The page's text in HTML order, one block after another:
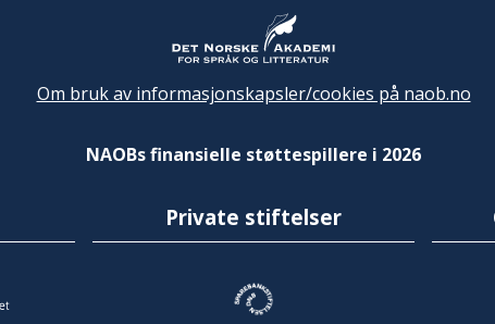
Om bruk av informasjonskapsler/cookies på naob.no
NAOBs finansielle støttespillere i 2026
Private stiftelser